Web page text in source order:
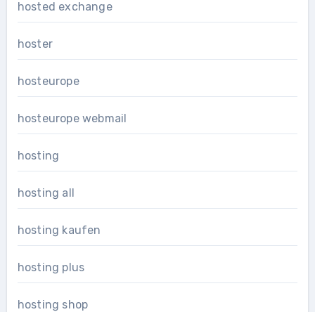
hosted exchange
hoster
hosteurope
hosteurope webmail
hosting
hosting all
hosting kaufen
hosting plus
hosting shop